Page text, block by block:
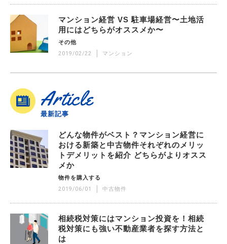
マンション経営 VS 駐車場経営〜土地活
用にはどちらがオススメか〜
その他
2019/02/22 マンション
Article
最新記事
どんな物件がベスト？マンション経営に
おける新築と中古物件それぞれのメリッ
トデメリットを紹介 どちらがよりオスス
メか
物件を購入する
2019/06/01 中古物件
相続税対策にはマンション投資を！相続
税対策にも強い不動産業者を探す方法と
は